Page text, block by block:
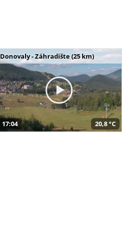
Donovaly - Záhradište (25 km)
17:04 20,8 °C